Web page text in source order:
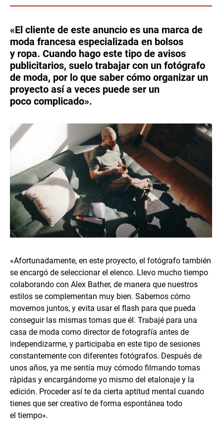
United States
«El cliente de este anuncio es una marca de
moda francesa especializada en bolsos
y ropa. Cuando hago este tipo de avisos
publicitarios, suelo trabajar con un fotógrafo
de moda, por lo que saber cómo organizar un
proyecto así a veces puede ser un
poco complicado».
«Afortunadamente, en este proyecto, el fotógrafo también
se encargó de seleccionar el elenco. Llevo mucho tiempo
colaborando con Alex Bather, de manera que nuestros
estilos se complementan muy bien. Sabemos cómo
movernos juntos, y evita usar el flash para que pueda
conseguir las mismas tomas que él. Trabajé para una
casa de moda como director de fotografía antes de
independizarme, y participaba en este tipo de sesiones
constantemente con diferentes fotógrafos. Después de
unos años, ya me sentía muy cómodo filmando tomas
rápidas y encargándome yo mismo del etalonaje y la
edición. Proceder así te da cierta aptitud mental cuando
tienes que ser creativo de forma espontánea todo
el tiempo».